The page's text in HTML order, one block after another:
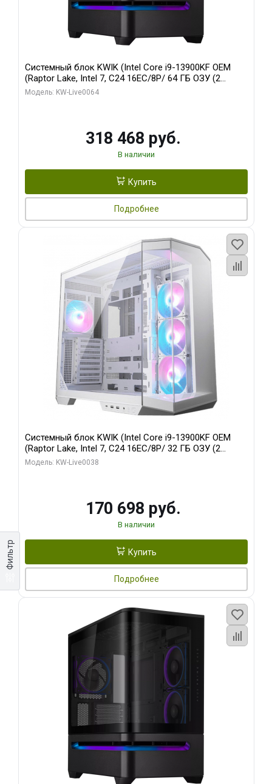
Фильтр
Системный блок KWIK (Intel Core i9-13900KF OEM
(Raptor Lake, Intel 7, C24 16EC/8P/ 64 ГБ ОЗУ (2
модуля)/ ASUS RTX5080 PROART OC 16GB GDDR7
Модель: KW-Live0064
318 468 руб.
В наличии
Купить
Подробнее
Системный блок KWIK (Intel Core i9-13900KF OEM
(Raptor Lake, Intel 7, C24 16EC/8P/ 32 ГБ ОЗУ (2
модуля)/ Gigabyte RX9070XT GAMING OC 16GB GDDR6
Модель: KW-Live0038
170 698 руб.
В наличии
Купить
Подробнее